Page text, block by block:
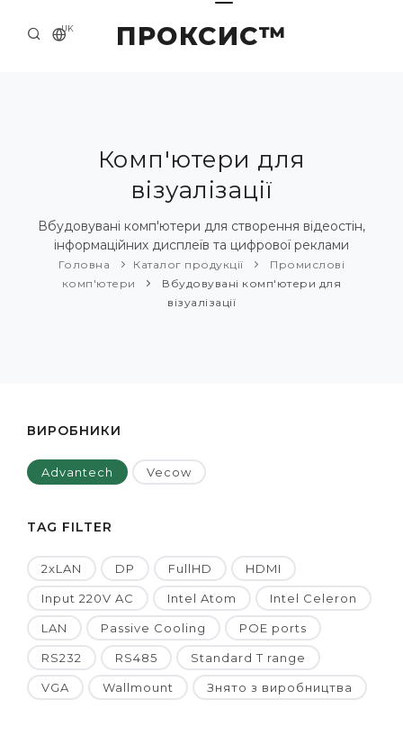
ПРОКСИС™
UK
ПРИКЛАДИ ТА РІШЕННЯ
КАТАЛОГ ПРОДУКЦІЇ
НОВИНИ
Комп'ютери для
візуалізації
Вбудовувані комп'ютери для створення відеостін,
інформаційних дисплеїв та цифрової реклами
Головна Каталог продукції
Промислові
комп'ютери
Вбудовувані комп'ютери для
візуалізації
ВИРОБНИКИ
Advantech Vecow
TAG FILTER
2xLAN DP FullHD HDMI
Input 220V AC Intel Atom Intel Celeron
LAN Passive Cooling POE ports
RS232 RS485 Standard T range
VGA Wallmount Знято з виробництва